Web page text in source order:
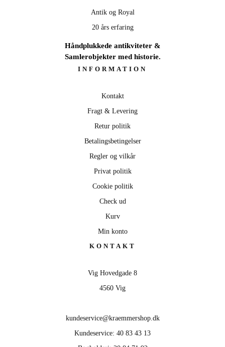
Antik og Royal
20 års erfaring
Håndplukkede antikviteter &
Samlerobjekter med historie.
INFORMATION
Kontakt
Fragt & Levering
Retur politik
Betalingsbetingelser
Regler og vilkår
Privat politik
Cookie politik
Check ud
Kurv
Min konto
KONTAKT
Vig Hovedgade 8
4560 Vig
kundeservice@kraemmershop.dk
Kundeservice: 40 83 43 13